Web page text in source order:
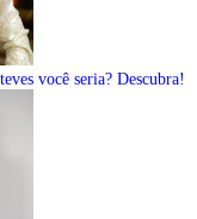
você seria? Descubra!